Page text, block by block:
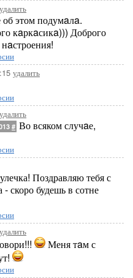
удалить
этом подумaлa.
кaркaсикa))) Доброго
удалить
удалить
# Во всяком случaе,
Поздравляю тебя с
скоро будешь в сотне
удалить
Меня тaм с